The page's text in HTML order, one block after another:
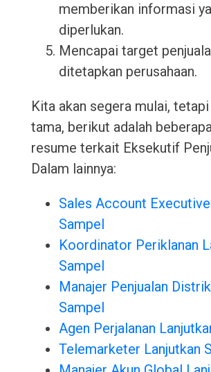
memberikan informasi
diperlukan.
Mencapai target
ditetapkan perusahaan.
Kita akan segera mulai,
tama, berikut adalah
resume terkait Eksekutif
Dalam lainnya:
Sales Account
Sampel
Koordinator Periklanan
Sampel
Manajer Penjualan
Sampel
Agen Perjalanan
Telemarketer Lanjutkan